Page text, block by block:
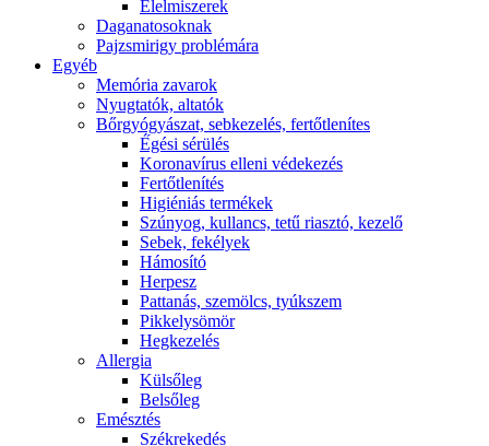
É́lelmiszerek
Daganatosoknak
Pajzsmirigy problémára
Egyéb
Memória zavarok
Nyugtatók, altatók
Bőrgyógyászat, sebkezelés, fertőtlenítes
É́gési sérülés
Koronavírus elleni védekezés
Fertőtlenítés
Higiéniás termékek
Szúnyog, kullancs, tetű riasztó, kezelő
Sebek, fekélyek
Hámosító
Herpesz
Pattanás, szemölcs, tyúkszem
Pikkelysömör
Hegkezelés
Allergia
Külsőleg
Belsőleg
Emésztés
Székrekedés